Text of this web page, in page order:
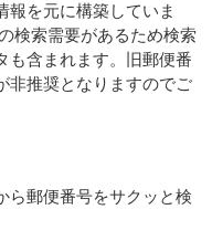
報を元に構築していま
検索需要があるため検索
も含まれます。旧郵便番
非推奨となりますのでご
ら郵便番号をサクッと検